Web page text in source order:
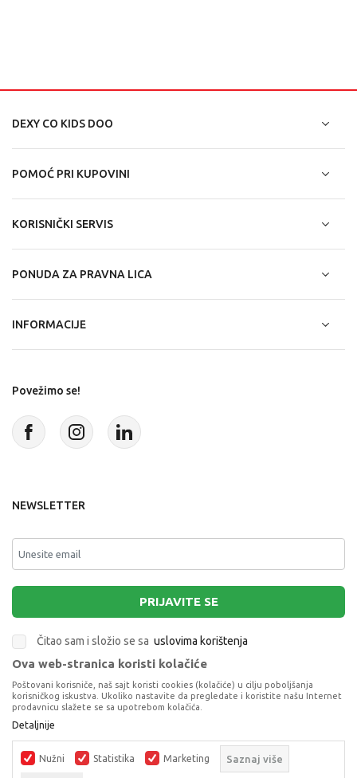
DEXY CO KIDS DOO
POMOĆ PRI KUPOVINI
KORISNIČKI SERVIS
PONUDA ZA PRAVNA LICA
INFORMACIJE
Povežimo se!
NEWSLETTER
PRIJAVITE SE
Čitao sam i složio se sa uslovima korištenja
Terms of Service
apply.
Ova web-stranica koristi kolačiće
Poštovani korisniče, naš sajt koristi cookies (kolačiće) u cilju poboljšanja
korisničkog iskustva. Ukoliko nastavite da pregledate i koristite našu Internet
prodavnicu slažete se sa upotrebom kolačića.
Detaljnije
Nužni Statistika Marketing Saznaj više